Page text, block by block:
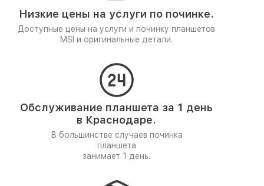
Низкие цены на услуги по починке.
Доступные цены на услуги и починку планшетов
MSI и оригинальные детали.
Обслуживание планшета за 1 день
в Краснодаре.
В большинстве случаев починка
планшета
занимает 1 день.